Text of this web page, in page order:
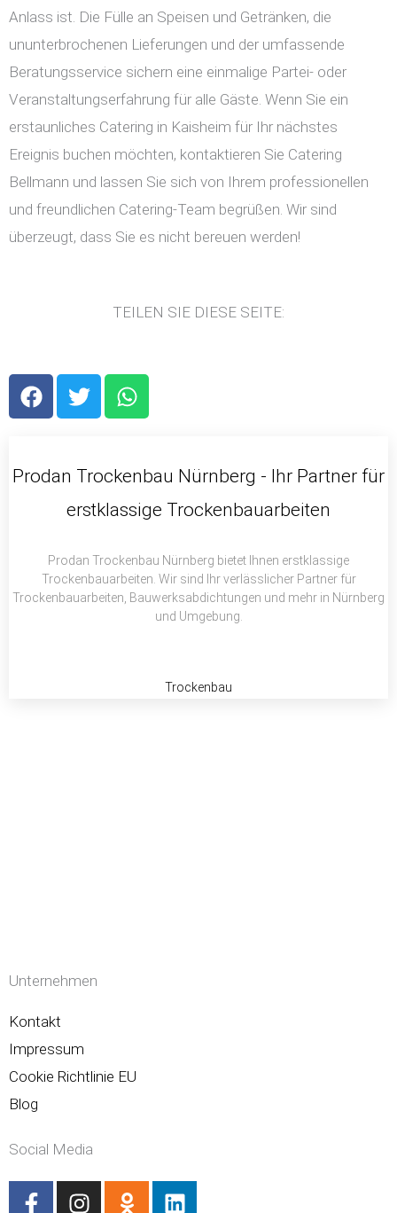
Anlass ist. Die Fülle an Speisen und Getränken, die
ununterbrochenen Lieferungen und der umfassende
Beratungsservice sichern eine einmalige Partei- oder
Veranstaltungserfahrung für alle Gäste. Wenn Sie ein
erstaunliches Catering in Kaisheim für Ihr nächstes
Ereignis buchen möchten, kontaktieren Sie Catering
Bellmann und lassen Sie sich von Ihrem professionellen
und freundlichen Catering-Team begrüßen. Wir sind
überzeugt, dass Sie es nicht bereuen werden!
TEILEN SIE DIESE SEITE:
F
a
b
T
w
t
r
W
h
s
p
Prodan Trockenbau Nürnberg - Ihr Partner für
erstklassige Trockenbauarbeiten
Prodan Trockenbau Nürnberg bietet Ihnen erstklassige
Trockenbauarbeiten. Wir sind Ihr verlässlicher Partner für
Trockenbauarbeiten, Bauwerksabdichtungen und mehr in Nürnberg
und Umgebung.
Trockenbau
Unternehmen
Kontakt
Impressum
Cookie Richtlinie EU
Blog
Social Media
F
I
O
L